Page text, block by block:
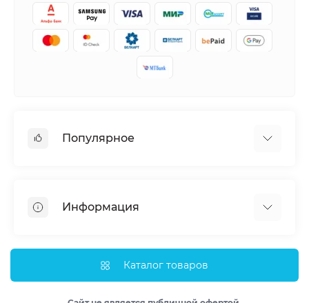
Популярное
Тепловые насосы
Полупромышленные кондиционеры
Обогреватели
Информация
Импортеры
Каталог товаров